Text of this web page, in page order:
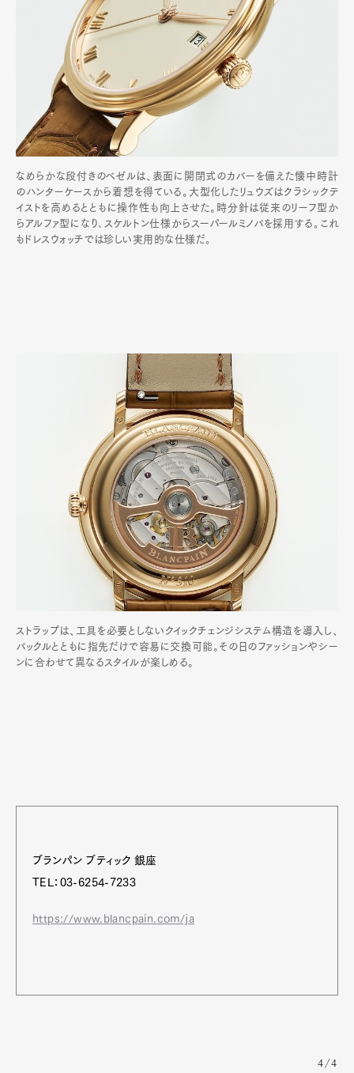
なめらかな段付きのベゼルは、表面に開閉式のカバーを備えた懐中時計
のハンターケースから着想を得ている。大型化したリュウズはクラシックテ
イストを高めるとともに操作性も向上させた。時分針は従来のリーフ型か
らアルファ型になり､スケルトン仕様からスーパールミノバを採用する｡これ
もドレスウォッチでは珍しい実用的な仕様だ｡
ストラップは、工具を必要としないクイックチェンジシステム構造を導入し、
バックルとともに指先だけで容易に交換可能。その日のファッションやシー
ンに合わせて異なるスタイルが楽しめる。
ブランパン ブティック 銀座
TEL：03-6254-7233
https://www.blancpain.com/ja
4/4